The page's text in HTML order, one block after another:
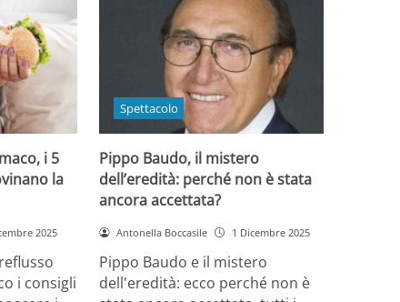
i 5
la
2025
i consigli
Spettacolo
Pippo Baudo, il mistero
dell’eredità: perché non è stata
ancora accettata?
Antonella Boccasile 1 Dicembre 2025
Pippo Baudo e il mistero
dell'eredità: ecco perché non è